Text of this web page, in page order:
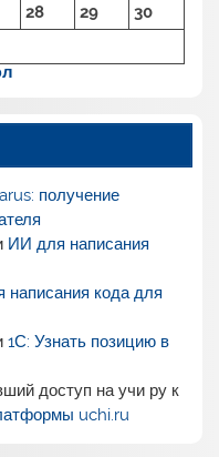
28 29
30
получение
ИИ для написания
написания кода для
1С: Узнать позицию в
доступ на учи ру к
uchi.ru